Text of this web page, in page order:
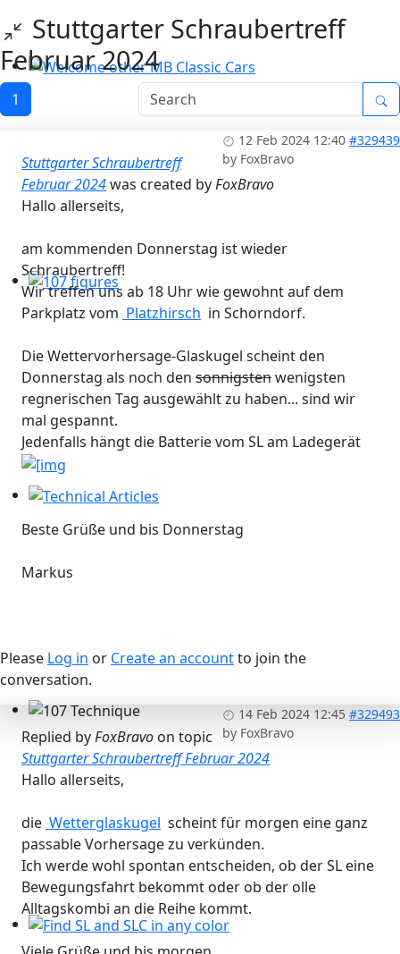
Welcome other MB Classic Cars
107 figures
107 Technique
Find SL and SLC in any color
Stuttgarter Schraubertreff
Februar 2024
1
12 Feb 2024 12:40 #329439
by FoxBravo
Stuttgarter Schraubertreff
Februar 2024was created byFoxBravo
Hallo allerseits,
am kommenden Donnerstag ist wieder
Schraubertreff!
Wir treffen uns ab 18 Uhr wie gewohnt auf dem
Parkplatz vom Platzhirsch in Schorndorf.
Die Wettervorhersage-Glaskugel scheint den
Donnerstag als noch den sonnigstenwenigsten
regnerischen Tag ausgewählt zu haben... sind wir
mal gespannt.
Jedenfalls hängt die Batterie vom SL am Ladegerät
Beste Grüße und bis Donnerstag
Markus
Please Log in or Create an accountto join the
conversation.
14 Feb 2024 12:45 #329493
by FoxBravo
Replied byFoxBravoon topic
Stuttgarter Schraubertreff Februar 2024
Hallo allerseits,
die Wetterglaskugel scheint für morgen eine ganz
passable Vorhersage zu verkünden.
Ich werde wohl spontan entscheiden, ob der SL eine
Bewegungsfahrt bekommt oder ob der olle
Alltagskombi an die Reihe kommt.